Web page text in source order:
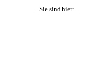
Sie sind hier: